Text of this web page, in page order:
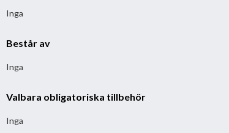
Inga
Består av
Inga
Valbara obligatoriska tillbehör
Inga